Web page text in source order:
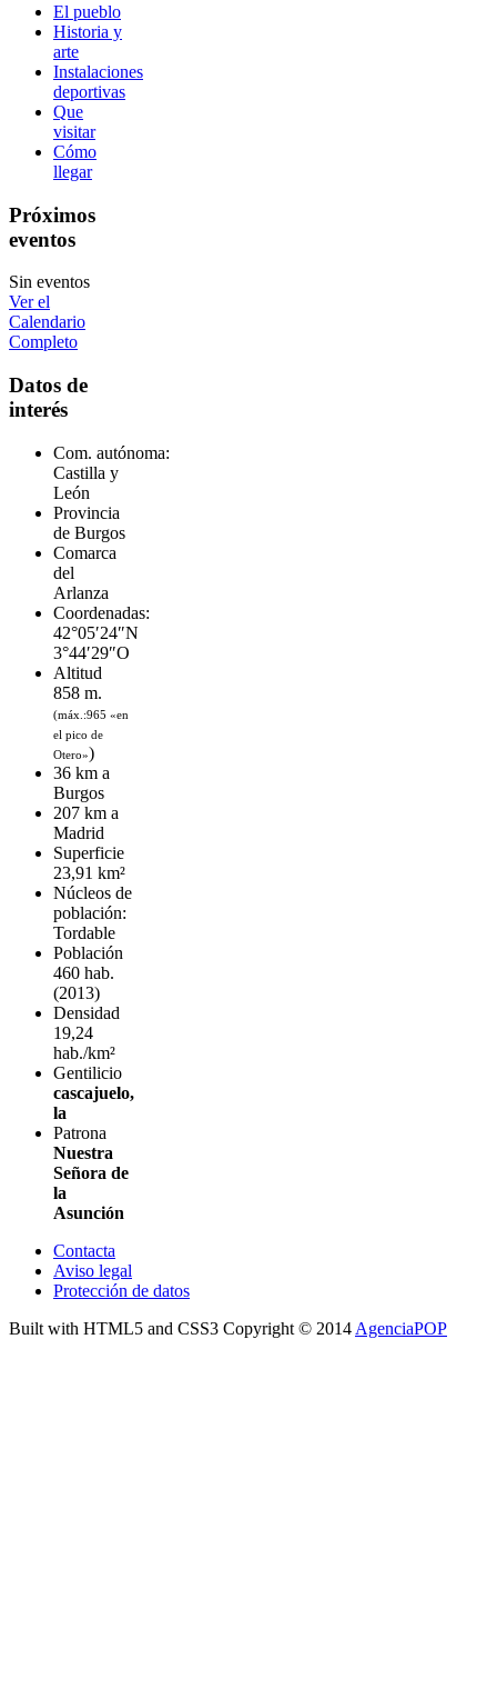
El pueblo
Historia y
arte
Instalaciones
deportivas
Que
visitar
Cómo
llegar
Próximos
eventos
Sin eventos
Ver el
Calendario
Completo
Datos de
interés
Com. autónoma:
Castilla y
León
Provincia
de Burgos
Comarca
del
Arlanza
Coordenadas:
42°05′24″N
3°44′29″O
Altitud
858 m.
(máx.:965 «en
el pico de
Otero»)
36 km a
Burgos
207 km a
Madrid
Superficie
23,91 km²
Núcleos de
población:
Tordable
Población
460 hab.
(2013)
Densidad
19,24
hab./km²
Gentilicio
cascajuelo,
la
Patrona
Nuestra
Señora de
la
Asunción
Contacta
Aviso legal
Protección de datos
Built with HTML5 and CSS3 Copyright © 2014 AgenciaPOP